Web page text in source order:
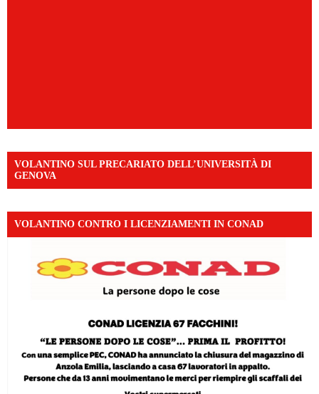
VOLANTINO SUL PRECARIATO DELL’UNIVERSITÀ DI
GENOVA
VOLANTINO CONTRO I LICENZIAMENTI IN CONAD